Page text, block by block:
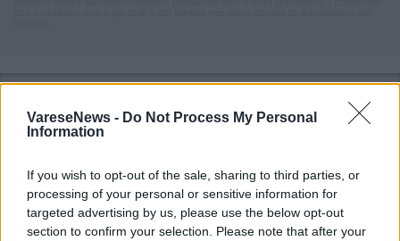
VareseNews - Do Not Process My Personal
Information
If you wish to opt-out of the sale, sharing to third parties, or
processing of your personal or sensitive information for
targeted advertising by us, please use the below opt-out
section to confirm your selection. Please note that after your
ADV